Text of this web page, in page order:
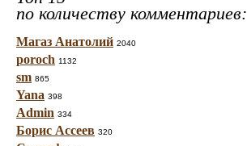
по количеству комментариев:
Магаз Анатолий 2040
poroch 1132
sm 865
Yana 398
Admin 334
Борис Ассеев 320